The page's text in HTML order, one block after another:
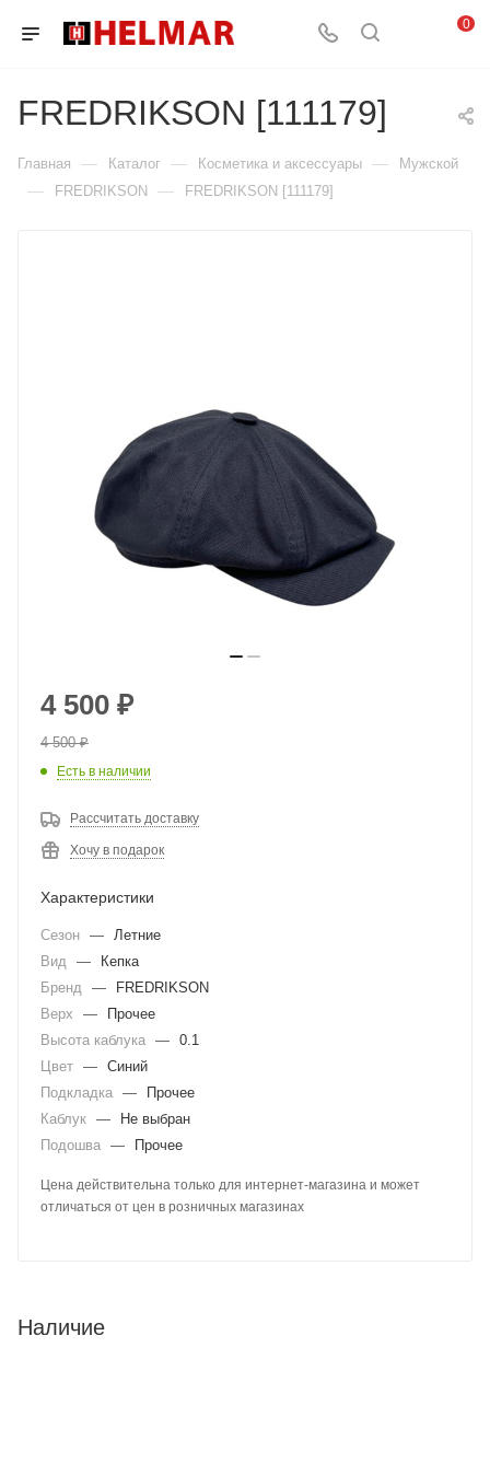
0
FREDRIKSON [111179]
Главная — Каталог — Косметика и аксессуары — Мужской
— FREDRIKSON — FREDRIKSON [111179]
4 500 ₽
4 500₽
Есть в наличии
Рассчитать доставку
Хочу в подарок
Характеристики
Сезон —
Летние
Вид
—
Кепка
Бренд
—
FREDRIKSON
Верх
—
Прочее
Высота каблука — 0.1
Цвет — Синий
Подкладка —
Прочее
Каблук —
Не выбран
Подошва — Прочее
Цена действительна только для интернет-магазина и может
отличаться от цен в розничных магазинах
Наличие